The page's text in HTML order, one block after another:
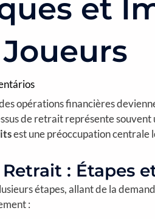
et
opérations financières
de retrait représente
est une préoccupation centrale
: Étapes
étapes, allant de la
: